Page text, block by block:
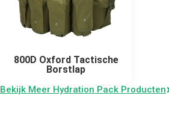
800D Oxford Tactische
Borstlap
Bekijk Meer Hydration Pack Producten